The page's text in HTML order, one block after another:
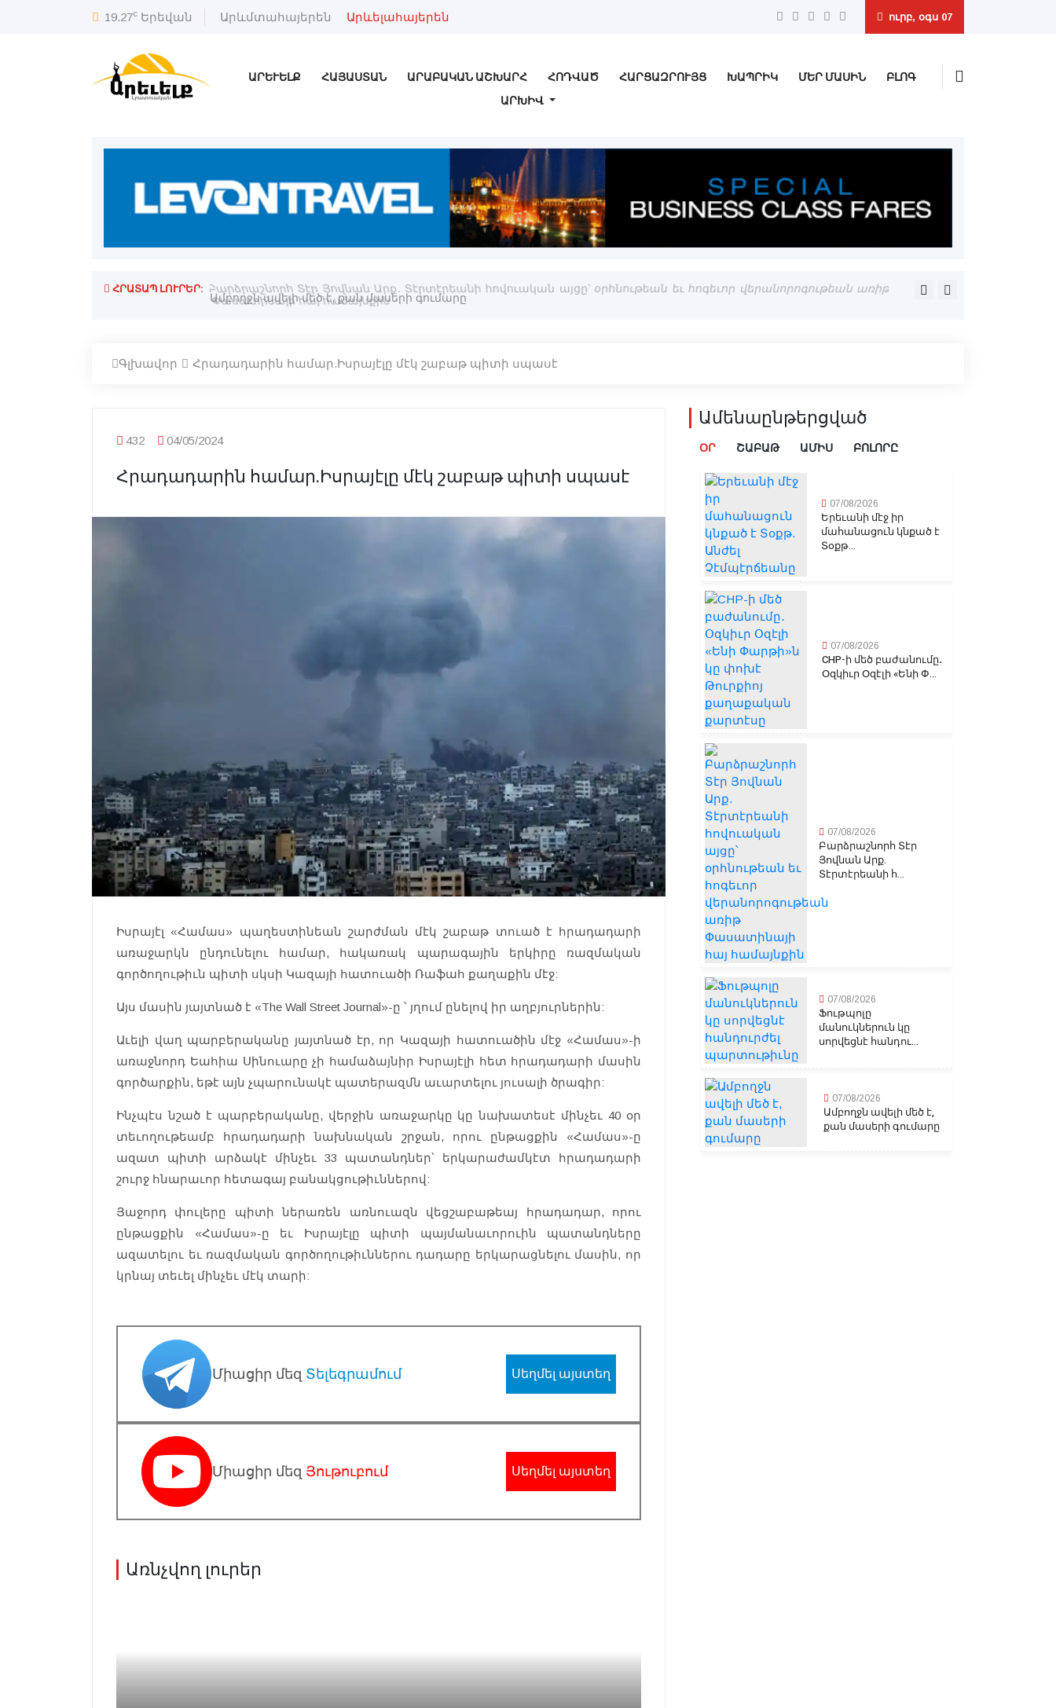
19.27c Երեվան Արևմտահայերեն Արևելահայերեն ուրբ, օգս 07
ԱՐԵՒԵԼՔ ՀԱՅԱՍՏԱՆ ԱՐԱԲԱԿԱՆ ԱՇԽԱՐՀ ՀՈԴՎԱԾ ՀԱՐՑԱԶՐՈՒՅՑ ԽԱՊՐԻԿ ՄԵՐ ՄԱՍԻՆ
ԲԼՈԳ
ԱՐԽԻՎ
ՀՐԱՏԱՊ ԼՈՒՐԵՐ: Բարձրաշնորհ Տէր Յովնան Արք. Տէրտէրեանի հովուական այցը՝ օրհնութեան եւ հոգեւոր վերանորոգութեան առիթ
Փասատինայի հայ համայնքին
Բազմաթիւ հեռանկարներ
Գլխավոր Հրադադարին համար.Իսրայէլը մէկ շաբաթ պիտի սպասէ
432 04/05/2024
Հրադադարին համար.Իսրայէլը մէկ շաբաթ պիտի սպասէ
Իսրայէլ «Համաս» պաղեստինեան շարժման մէկ շաբաթ տուած է հրադադարի
առաջարկն ընդունելու համար, հակառակ պարագային երկիրը ռազմական
գործողութիւն պիտի սկսի Կազայի հատուածի Ռաֆահ քաղաքին մէջ:
Այս մասին յայտնած է «The Wall Street Journal»-ը ՝ յղում ընելով իր աղբյուրներին:
Աւելի վաղ պարբերականը յայտնած էր, որ Կազայի հատուածին մէջ «Համաս»-ի
առաջնորդ Եահիա Սինուարը չի համաձայնիր Իսրայէլի հետ հրադադարի մասին
գործարքին, եթէ այն չպարունակէ պատերազմն աւարտելու յուսալի ծրագիր:
Ինչպէս նշած է պարբերականը, վերջին առաջարկը կը նախատեսէ մինչեւ 40 օր
տեւողութեամբ հրադադարի նախնական շրջան, որու ընթացքին «Համաս»-ը
ազատ պիտի արձակէ մինչեւ 33 պատանդներ՝ երկարաժամկէտ հրադադարի
շուրջ հնարաւոր հետագայ բանակցութիւններով:
Յաջորդ փուլերը պիտի ներառեն առնուազն վեցշաբաթեայ հրադադար, որու
ընթացքին «Համաս»-ը եւ Իսրայէլը պիտի պայմանաւորուին պատանդները
ազատելու եւ ռազմական գործողութիւններու դադարը երկարացնելու մասին, որ
կրնայ տեւել մինչեւ մէկ տարի:
Միացիր մեզ Տելեգրամում Սեղմել այստեղ
Միացիր մեզ Յութուբում Սեղմել այստեղ
Առնչվող լուրեր
Ամենաընթերցված
ՕՐ ՇԱԲԱԹ ԱՄԻՍ ԲՈԼՈՐԸ
07/08/2026
Երեւանի մէջ իր
մահանացուն կնքած է
Տօքթ...
07/08/2026
CHP-ի մեծ բաժանումը․
Օզկիւր Օզէլի «Ենի Փ...
07/08/2026
Բարձրաշնորհ Տէր
Յովնան Արք.
Տէրտէրեանի հ...
07/08/2026
Ֆութպոլը
մանուկներուն կը
սորվեցնէ հանդու...
07/08/2026
Ամբողջն ավելի մեծ է,
քան մասերի գումարը